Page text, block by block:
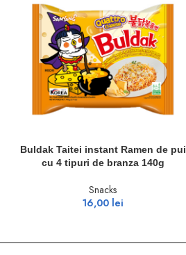
ADAUGĂ ÎN COȘ
Buldak Taitei instant Ramen de pui
cu 4 tipuri de branza 140g
Snacks
16,00 lei